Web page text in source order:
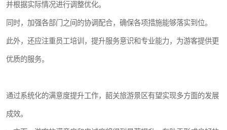
并根据实际情况进行调整优化。
同时，加强各部门之间的协调配合，确保各项措施能够落实到位。
此外，还应注重员工培训，提升服务意识和专业能力，为游客提供更
优质的服务。
通过系统化的满意度提升工作，韶关旅游景区有望实现多方面的发展
成效。